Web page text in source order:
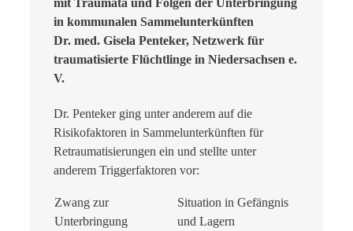
in kommunalen Sammelunterkünften
Dr. med. Gisela Penteker, Netzwerk für
traumatisierte Flüchtlinge in Niedersachsen e.
V.
Dr. Penteker ging unter anderem auf die
Risikofaktoren in Sammelunterkünften für
Retraumatisierungen ein und stellte unter
anderem Triggerfaktoren vor:
Zwang zur
Unterbringung
Situation in Gefängnis
und Lagern